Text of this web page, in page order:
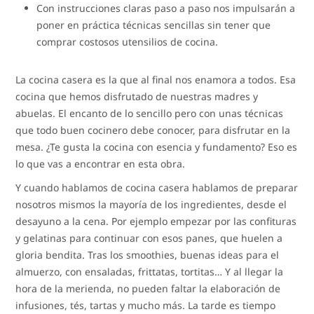
Con instrucciones claras paso a paso nos impulsarán a
poner en práctica técnicas sencillas sin tener que
comprar costosos utensilios de cocina.
La cocina casera es la que al final nos enamora a todos. Esa
cocina que hemos disfrutado de nuestras madres y
abuelas. El encanto de lo sencillo pero con unas técnicas
que todo buen cocinero debe conocer, para disfrutar en la
mesa. ¿Te gusta la cocina con esencia y fundamento? Eso es
lo que vas a encontrar en esta obra.
Y cuando hablamos de cocina casera hablamos de preparar
nosotros mismos la mayoría de los ingredientes, desde el
desayuno a la cena. Por ejemplo empezar por las confituras
y gelatinas para continuar con esos panes, que huelen a
gloria bendita. Tras los smoothies, buenas ideas para el
almuerzo, con ensaladas, frittatas, tortitas… Y al llegar la
hora de la merienda, no pueden faltar la elaboración de
infusiones, tés, tartas y mucho más. La tarde es tiempo